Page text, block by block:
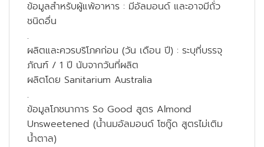
ข้อมูลสำหรับผู้แพ้อาหาร : มีอัลมอนด์ และอาจมีถั่ว
ชนิดอื่น
.
ผลิตและควรบริโภคก่อน (วัน เดือน ปี) : ระบุที่บรรจุ
ภัณฑ์ / 1 ปี นับจากวันที่ผลิต
ผลิตโดย Sanitarium Australia
.
ข้อมูลโภชนาการ So Good สูตร Almond
Unsweetened (น้ำนมอัลมอนด์ โซกู๊ด สูตรไม่เติม
น้ำตาล)